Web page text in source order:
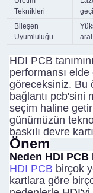
Teknikleri
Bileşen
Uyumluluğu
HDI PCB
performansı
göreceksiniz. Bu
bağlantı pcb'sini
seçim haline
günümüzün
baskılı devre
Önem
Neden HDI PCB
HDI PCB birçok
kartlara göre